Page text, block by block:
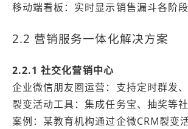
移动端看板：实时显示销售漏斗各阶
2.2 营销服务一体化解决方案
2.2.1 社交化营销中心
企业微信朋友圈运营：支持定时群发
裂变活动工具：集成任务宝、抽奖等
案例：某教育机构通过企微CRM裂变